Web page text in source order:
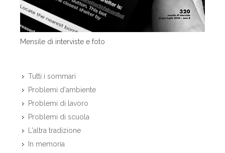
Mensile di interviste e foto
Tutti i sommari
Problemi d'ambiente
Problemi di lavoro
Problemi di scuola
L'altra tradizione
In memoria